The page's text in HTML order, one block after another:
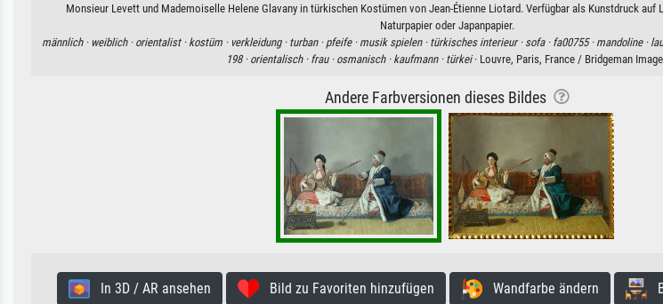
Monsieur Levett und Mademoiselle Helene Glavany in türkischen Kostümen von Jean-Étienne Liotard. Verfügbar als Kunstdruck auf
Naturpapier oder Japanpapier.
männlich · weiblich · orientalist · kostüm · verkleidung · turban · pfeife · musik spielen · türkisches interieur · sofa · fa00755 · mandoline ·
198 · orientalisch · frau · osmanisch · kaufmann · türkei· Louvre, Paris, France / Bridgeman
Andere Farbversionen dieses Bildes
In 3D / AR ansehen Bild zu Favoriten hinzufügen Wandfarbe ändern